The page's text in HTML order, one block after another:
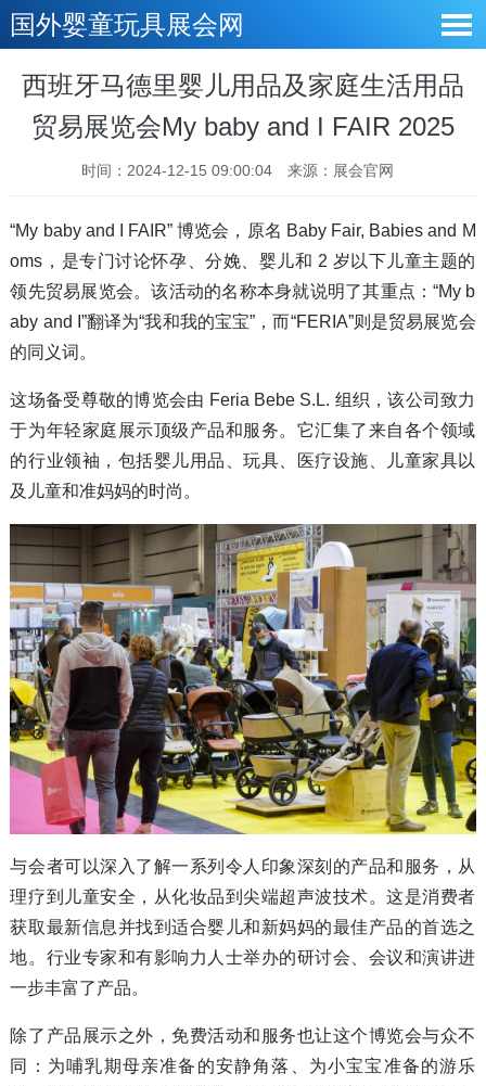
国外婴童玩具展会网
西班牙马德里婴儿用品及家庭生活用品
贸易展览会My baby and I FAIR 2025
时间：2024-12-15 09:00:04 来源：展会官网
“My baby and I FAIR” 博览会，原名 Baby Fair, Babies and M
oms，是专门讨论怀孕、分娩、婴儿和 2 岁以下儿童主题的
领先贸易展览会。该活动的名称本身就说明了其重点：“My b
aby and I”翻译为“我和我的宝宝”，而“FERIA”则是贸易展览会
的同义词。
这场备受尊敬的博览会由 Feria Bebe S.L. 组织，该公司致力
于为年轻家庭展示顶级产品和服务。它汇集了来自各个领域
的行业领袖，包括婴儿用品、玩具、医疗设施、儿童家具以
及儿童和准妈妈的时尚。
与会者可以深入了解一系列令人印象深刻的产品和服务，从
理疗到儿童安全，从化妆品到尖端超声波技术。这是消费者
获取最新信息并找到适合婴儿和新妈妈的最佳产品的首选之
地。行业专家和有影响力人士举办的研讨会、会议和演讲进
一步丰富了产品。
除了产品展示之外，免费活动和服务也让这个博览会与众不
同：为哺乳期母亲准备的安静角落、为小宝宝准备的游乐